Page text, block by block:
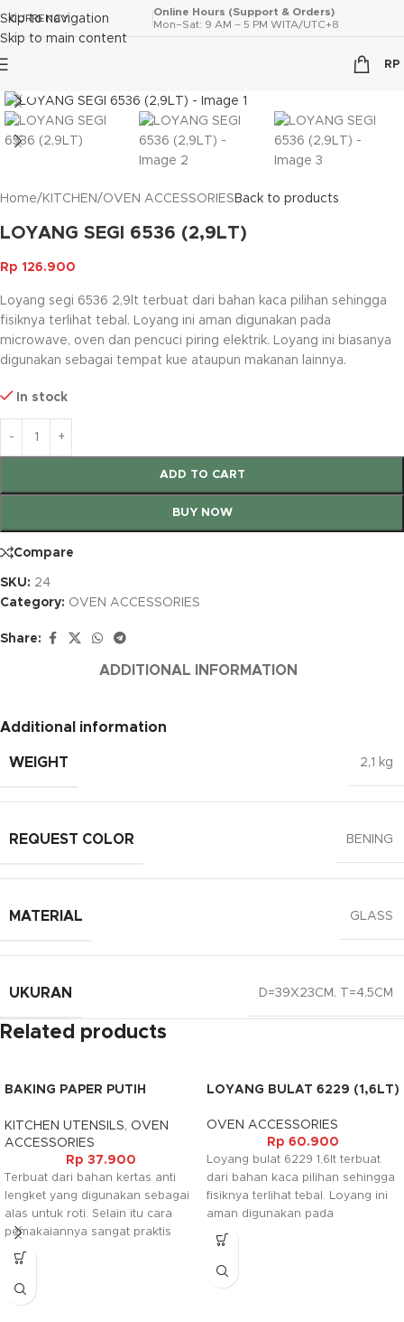
Skip to navigation
Skip to main content
CURRENCY
Online Hours (Support & Orders)
Mon–Sat: 9 AM – 5 PM WITA/UTC+8
RP
Home/ KITCHEN/OVEN ACCESSORIES Back to products
LOYANG SEGI 6536 (2,9LT)
Rp 126.900
Loyang segi 6536 2,9lt terbuat dari bahan kaca pilihan sehingga
fisiknya terlihat tebal. Loyang ini aman digunakan pada
microwave, oven dan pencuci piring elektrik. Loyang ini biasanya
digunakan sebagai tempat kue ataupun makanan lainnya.
In stock
ADD TO CART
BUY NOW
Compare
SKU: 24
Category: OVEN ACCESSORIES
Share:
ADDITIONAL INFORMATION
Additional information
WEIGHT 2,1 kg
REQUEST COLOR BENING
MATERIAL GLASS
UKURAN D=39X23CM. T=4.5CM
Related products
BAKING PAPER PUTIH
KITCHEN UTENSILS, OVEN
ACCESSORIES
Rp 37.900
Terbuat dari bahan kertas anti
lengket yang digunakan sebagai
alas untuk roti. Selain itu cara
pemakaiannya sangat praktis
hanya dengan disobek langsung
pada tempat yang sudah
disediakan pisaunya. Dengan
LOYANG BULAT 6229 (1,6LT)
OVEN ACCESSORIES
Rp 60.900
Loyang bulat 6229 1,6lt terbuat
dari bahan kaca pilihan sehingga
fisiknya terlihat tebal. Loyang ini
aman digunakan pada
microwave, oven dan pencuci
piring elektrik. Loyang ini
biasanya digunakan sebagai